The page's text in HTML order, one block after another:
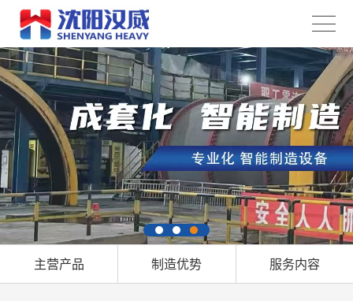
主营产品 制造优势 服务内容